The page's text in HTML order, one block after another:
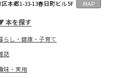
本郷1-33-13春日町ビル5F MAP
本を探す
らし・健康・子育て
誌
味・実用